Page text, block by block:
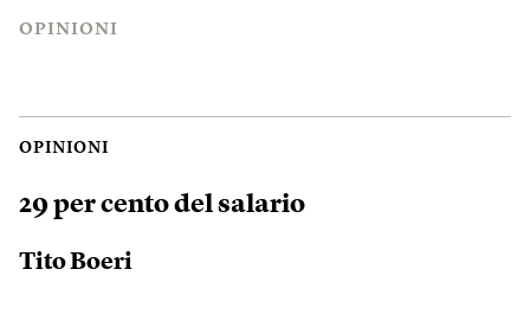
OPINIONI
OPINIONI
29 per cento del salario
Tito Boeri